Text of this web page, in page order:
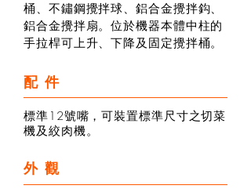
桶、不鏽鋼攪拌球、鋁合金攪拌鈎、
鋁合金攪拌扇。位於機器本體中柱的
手拉桿可上升、下降及固定攪拌桶。
配件
標準12號嘴，可裝置標準尺寸之切菜
機及絞肉機。
外觀